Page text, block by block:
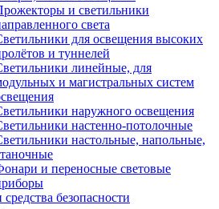
и светильники
света
для освещения высоких
и туннелей
линейные, для
и магистральных систем
наружного освещения
настенно-потолочные
настольные, напольные,
и переносные световые
безопасности